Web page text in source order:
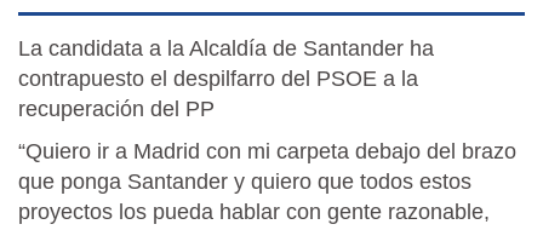
La candidata a la Alcaldía de Santander ha
contrapuesto el despilfarro del PSOE a la
recuperación del PP
“Quiero ir a Madrid con mi carpeta debajo del brazo
que ponga Santander y quiero que todos estos
proyectos los pueda hablar con gente razonable,